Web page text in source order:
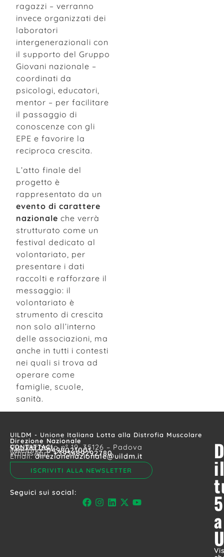
ragazzi – verranno
invece organizzati dei
laboratori
intergenerazionali con
il supporto del Gruppo
Giovani nazionale –
coordinati da
psicologi, educatori,
mentor – per facilitare
il passaggio di
conoscenze con gli
EPE e favorire la
reciproca crescita.
L’atto finale del
progetto è
rappresentato da un
evento di carattere
nazionale che verrà
strutturato come un
festival dedicato al
volontariato, per
presentare i dati
raccolti e rafforzare il
messaggio: il
volontariato è
strumento di crescita
non solo all’interno
delle associazioni, ma
anche in tutti i contesti
nei quali si trova ad
operare come
famiglie, scuole,
sanità.
UILDM - Unione Italiana Lotta alla Distrofia Muscolare
Direzione Nazionale
CONTATTACI
Via Vergerio n° 19, 35126 – Padova
Telefono:0498021001
WhatsApp:+393489292780
Email:direzionenazionale@uildm.it
ISCRIVITI ALLA NEWSLETTER
Seguici sui social:
a